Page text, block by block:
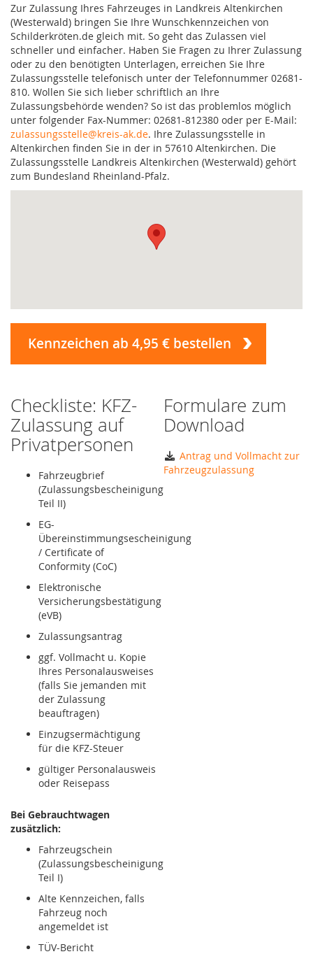
Zur Zulassung Ihres Fahrzeuges in Landkreis Altenkirchen
(Westerwald) bringen Sie Ihre Wunschkennzeichen von
Schilderkröten.de gleich mit. So geht das Zulassen viel
schneller und einfacher. Haben Sie Fragen zu Ihrer Zulassung
oder zu den benötigten Unterlagen, erreichen Sie Ihre
Zulassungsstelle telefonisch unter der Telefonnummer 02681-
810. Wollen Sie sich lieber schriftlich an Ihre
Zulassungsbehörde wenden? So ist das problemlos möglich
unter folgender Fax-Nummer: 02681-812380 oder per E-Mail:
zulassungsstelle@kreis-ak.de. Ihre Zulassungsstelle in
Altenkirchen finden Sie in der in 57610 Altenkirchen. Die
Zulassungsstelle Landkreis Altenkirchen (Westerwald) gehört
zum Bundesland Rheinland-Pfalz.
Kennzeichen ab 4,95 € bestellen
Checkliste: KFZ-
Zulassung auf
Privatpersonen
Fahrzeugbrief
(Zulassungsbescheinigung
Teil II)
EG-
Übereinstimmungsescheinigung
/ Certificate of
Conformity (CoC)
Elektronische
Versicherungsbestätigung
(eVB)
Zulassungsantrag
ggf. Vollmacht u. Kopie
Ihres Personalausweises
(falls Sie jemanden mit
der Zulassung
beauftragen)
Einzugsermächtigung
für die KFZ-Steuer
gültiger Personalausweis
oder Reisepass
Bei Gebrauchtwagen
zusätzlich:
Fahrzeugschein
(Zulassungsbescheinigung
Teil I)
Alte Kennzeichen, falls
Fahrzeug noch
angemeldet ist
TÜV-Bericht
Formulare zum
Download
Antrag und Vollmacht zur
Fahrzeugzulassung